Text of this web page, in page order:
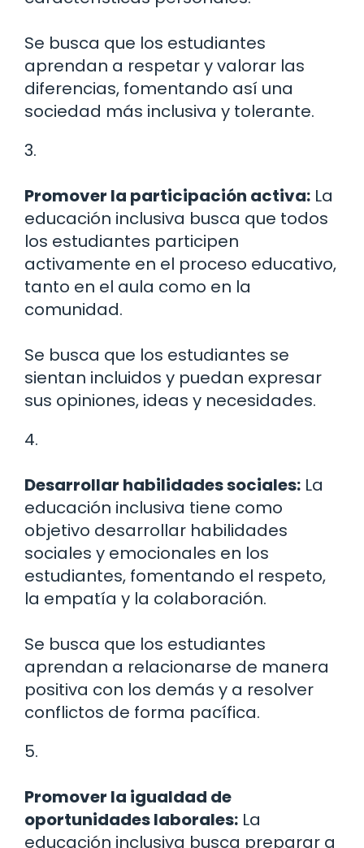
Se busca que los estudiantes
aprendan a respetar y valorar las
diferencias, fomentando así una
sociedad más inclusiva y tolerante.
3.
Promover la participación activa: La
educación inclusiva busca que todos
los estudiantes participen
activamente en el proceso educativo,
tanto en el aula como en la
comunidad.
Se busca que los estudiantes se
sientan incluidos y puedan expresar
sus opiniones, ideas y necesidades.
4.
Desarrollar habilidades sociales: La
educación inclusiva tiene como
objetivo desarrollar habilidades
sociales y emocionales en los
estudiantes, fomentando el respeto,
la empatía y la colaboración.
Se busca que los estudiantes
aprendan a relacionarse de manera
positiva con los demás y a resolver
conflictos de forma pacífica.
5.
Promover la igualdad de
oportunidades laborales: La
educación inclusiva busca preparar a